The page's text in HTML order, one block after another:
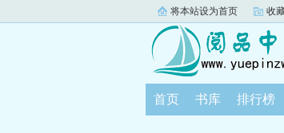
将本站设为首页 收
首页 书库 排行榜